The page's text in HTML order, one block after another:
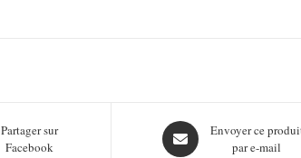
Partager sur
Facebook
Opens
in
Envoyer ce
par e-mail